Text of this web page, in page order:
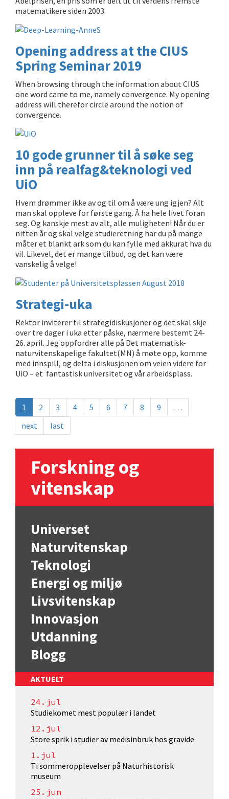
matematikere siden 2003.
Opening address at the CIUS
Spring Seminar 2019
When browsing through the information about CIUS
one word came to me, namely convergence. My opening
address will therefor circle around the notion of
convergence.
10 gode grunner til å søke seg
inn på realfag&teknologi ved
UiO
Hvem drømmer ikke av og til om å være ung igjen? Alt
man skal oppleve for første gang. Å ha hele livet foran
seg. Og kanskje mest av alt, alle muligheten! Når du er
nitten år og skal velge studieretning har du på mange
måter et blankt ark som du kan fylle med akkurat hva du
vil. Likevel, det er mange tilbud, og det kan være
vanskelig å velge!
Strategi-uka
Rektor inviterer til strategidiskusjoner og det skal skje
over tre dager i uka etter påske, nærmere bestemt 24-
26. april. Jeg oppfordrer alle på Det matematisk-
naturvitenskapelige fakultet(MN) å møte opp, komme
med innspill, og delta i diskusjonen om veien videre for
UiO – et fantastisk universitet og vår arbeidsplass.
1 2 3 4 5 6 7 8 9
…
next
last
Forskning og
vitenskap
Universet
Naturvitenskap
Teknologi
Energi og miljø
Livsvitenskap
Innovasjon
Utdanning
Blogg
AKTUELT
24.jul
Studiekomet mest populær i landet
12.jul
Store sprik i studier av medisinbruk hos gravide
1.jul
Ti sommeropplevelser på Naturhistorisk
museum
25.jun